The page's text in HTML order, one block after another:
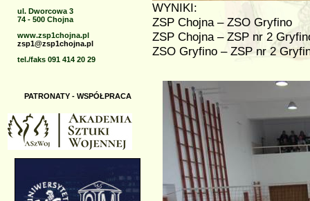
ul. Dworcowa 3
74 - 500 Chojna
www.zsp1chojna.pl
zsp1@zsp1chojna.pl
tel./faks 091 414 20 29
PATRONATY - WSPÓŁPRACA
WYNIKI:
ZSP Chojna – ZSO
ZSP Chojna – ZSP nr 2
ZSO Gryfino – ZSP nr 2